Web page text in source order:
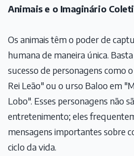
Animais e o Imaginário
Os animais têm o poder de
humana de maneira única.
sucesso de personagens como
Rei Leão" ou o urso Baloo em
Lobo". Esses personagens não
entretenimento; eles
mensagens importantes sobre
ciclo da vida.